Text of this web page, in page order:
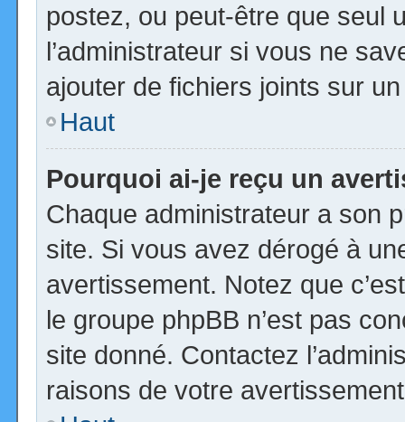
postez, ou peut-être que seul
l’administrateur si vous ne
ajouter de fichiers joints sur
Haut
Pourquoi ai-je reçu un
Chaque administrateur a son
site. Si vous avez dérogé à
avertissement. Notez que
le groupe phpBB n’est pas
site donné. Contactez
raisons de votre